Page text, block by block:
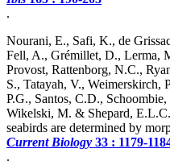
.
Nourani, E., Safi, K., de
Fell, A., Grémillet, D., Lerma,
Provost, Rattenborg, N.C.,
S., Tatayah, V., Weimerskirch,
P.G., Santos, C.D.,
Wikelski, M. & Shepard,
seabirds are determined by
Current Biology 33 : 1179-
.